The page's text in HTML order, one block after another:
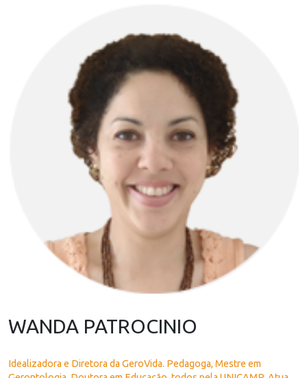
WANDA PATROCINIO
Idealizadora e Diretora da GeroVida. Pedagoga, Mestre em